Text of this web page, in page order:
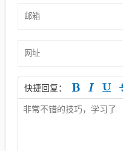
快捷回复：